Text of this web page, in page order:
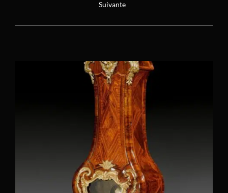
Empire (1804 – 1814) (15)
Louis XIV (1661 – 1715) (2)
Louis XV (1724 – 1770) (9)
Louis XVI (1774 – 1792) (25)
Transition (1770 – 1774) (2)
Suivante